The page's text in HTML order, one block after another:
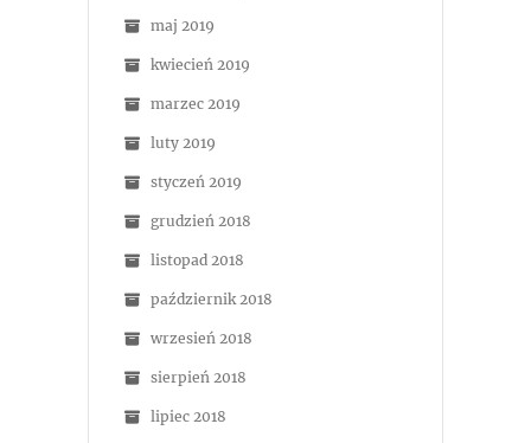
maj 2019
kwiecień 2019
marzec 2019
luty 2019
styczeń 2019
grudzień 2018
listopad 2018
październik 2018
wrzesień 2018
sierpień 2018
lipiec 2018